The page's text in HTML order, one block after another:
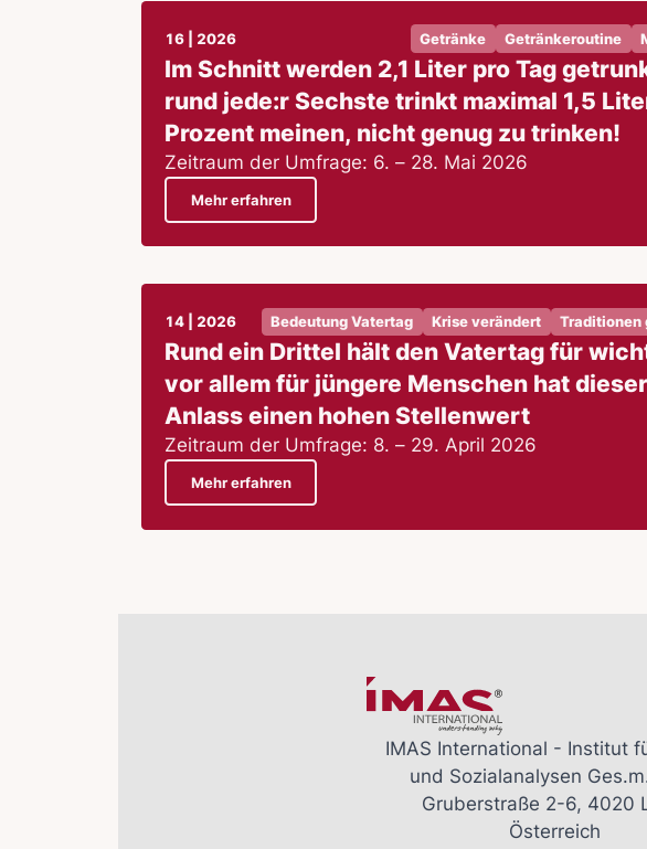
16 | 2026 Getränke Getränkeroutine
Im Schnitt werden 2,1 Liter pro Tag
rund jede:r Sechste trinkt maximal 1,5
Prozent meinen, nicht genug zu trinken!
Zeitraum der Umfrage: 6. – 28. Mai 2026
Mehr erfahren
14 | 2026 Bedeutung Vatertag Krise verändert Traditionen
Rund ein Drittel hält den Vatertag für
vor allem für jüngere Menschen hat dieser
Anlass einen hohen Stellenwert
Zeitraum der Umfrage: 8. – 29. April 2026
Mehr erfahren
IMAS International - Institut
und Sozialanalysen
Gruberstraße 2-6, 4020
Österreich